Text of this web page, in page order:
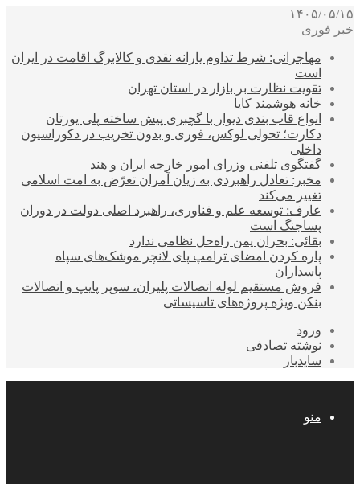
۱۴۰۵/۰۵/۱۵
خبر فوری
مهاجرانی: شرط تداوم یارانه نقدی و کالابرگ اقامت در ایران
است
تقویت نظارت بر بازار در استان تهران
خانه هوشمند کایا
انواع قاب بندی دیوار با گچبری پیش ساخته پلی یورتان
دکارت؛ تحولی لوکس، فوری و بدون تخریب در دکوراسیون
داخلی
گفتگوی تلفنی وزرای امور خارجه ایران و هند
مخبر: تعادل راهبردی به زیان آمران تعرّض به امت اسلامی
تغییر می‌کند
عارف: توسعه علم و فناوری، راهبرد اصلی دولت در دوران
پساجنگ است
بقائی: بحران یمن راه‌حل نظامی ندارد
پاره کردن امضای ترامپ پای لانچر موشک‌های سپاه
پاسداران
فروش مستقیم لوله اتصالات پلیران، سوپر پایپ و اتصالات
بنکن ویژه پروژه‌های تاسیساتی
ورود
نوشته تصادفی
سایدبار
منو